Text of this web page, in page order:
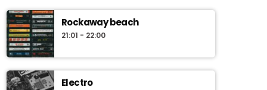
Rockaway beach
21:01 - 22:00
Electro